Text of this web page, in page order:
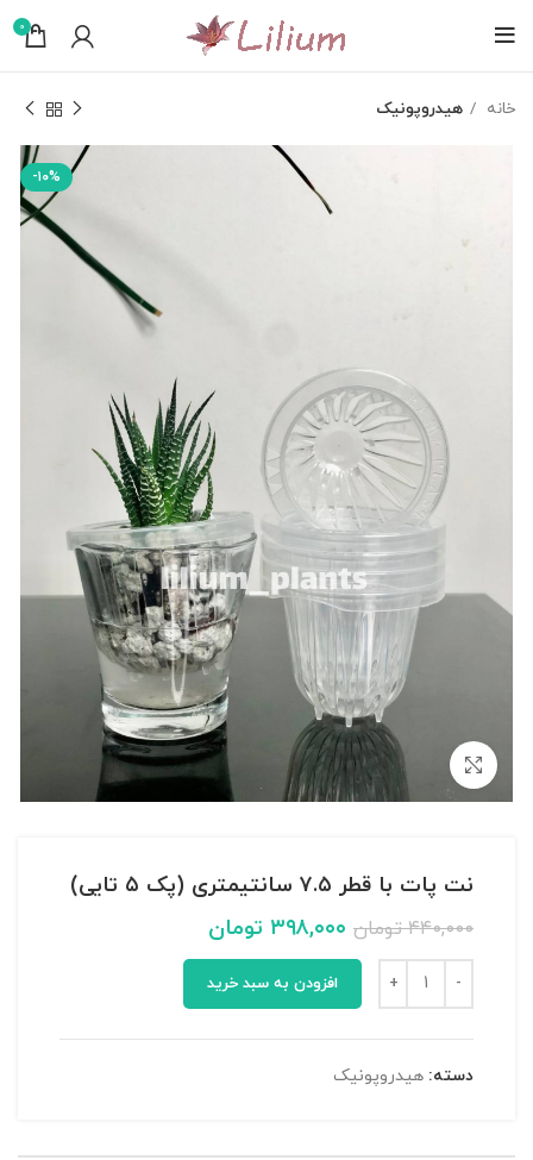
0
خانه هیدروپونیک
-۱۰%
بزرگنمایی تصویر
نت پات با قطر ۷.۵ سانتیمتری (پک ۵ تایی)
۴۴۰,۰۰۰ تومان ۳۹۸,۰۰۰ تومان
افزودن به سبد خرید
دسته: هیدروپونیک